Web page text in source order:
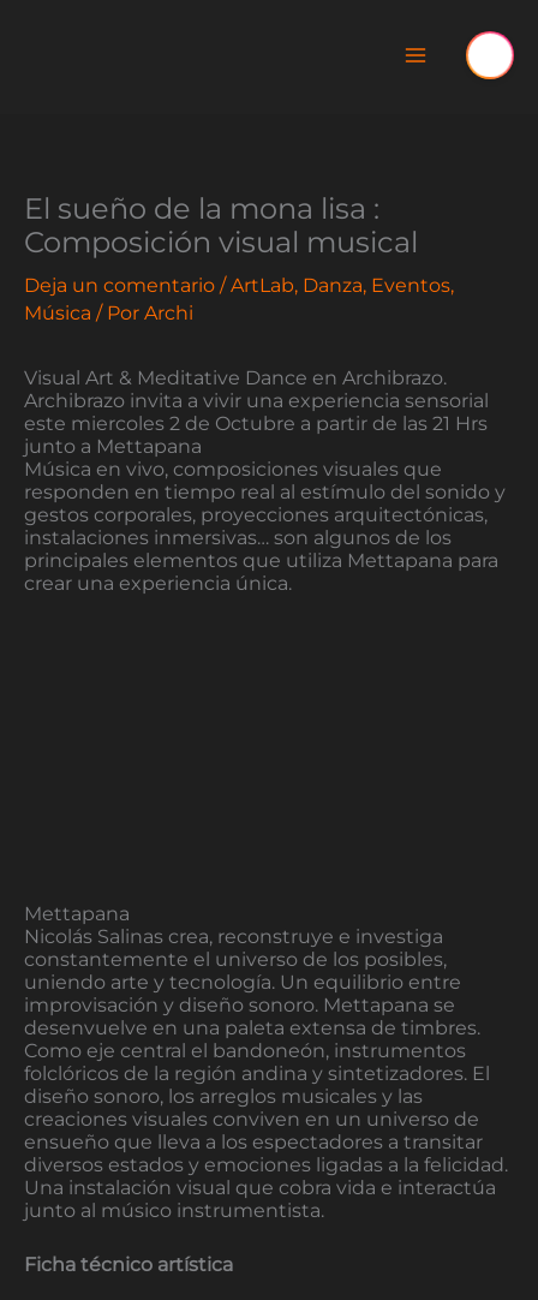
El sueño de la mona lisa :
Composición visual musical
Deja un comentario /ArtLab, Danza, Eventos,
Música / Por Archi
Visual Art & Meditative Dance en Archibrazo.
Archibrazo invita a vivir una experiencia sensorial
este miercoles 2 de Octubre a partir de las 21 Hrs
junto a Mettapana
Música en vivo, composiciones visuales que
responden en tiempo real al estímulo del sonido y
gestos corporales, proyecciones arquitectónicas,
instalaciones inmersivas… son algunos de los
principales elementos que utiliza Mettapana para
crear una experiencia única.
Mettapana
Nicolás Salinas crea, reconstruye e investiga
constantemente el universo de los posibles,
uniendo arte y tecnología. Un equilibrio entre
improvisación y diseño sonoro. Mettapana se
desenvuelve en una paleta extensa de timbres.
Como eje central el bandoneón, instrumentos
folclóricos de la región andina y sintetizadores. El
diseño sonoro, los arreglos musicales y las
creaciones visuales conviven en un universo de
ensueño que lleva a los espectadores a transitar
diversos estados y emociones ligadas a la felicidad.
Una instalación visual que cobra vida e interactúa
junto al músico instrumentista.
Ficha técnico artística